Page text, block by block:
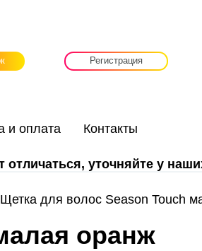
Регистрация
и оплата Контакты
уточняйте у
для волос Season Touch
оранж